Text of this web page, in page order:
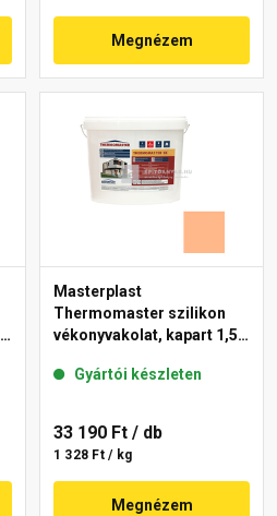
Megnézem
Masterplast
Thermomaster szilikon
vékonyvakolat, kapart 1,5
Gyártói készleten
33 190 Ft / db
1 328 Ft / kg
Megnézem